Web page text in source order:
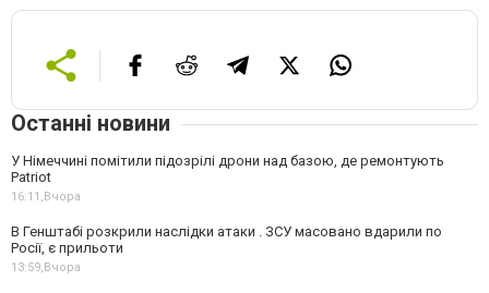
Останні новини
У Німеччині помітили підозрілі дрони над базою, де ремонтують
Patriot
16:11, Вчора
В Генштабі розкрили наслідки атаки . ЗСУ масовано вдарили по
Росії, є прильоти
13:59, Вчора